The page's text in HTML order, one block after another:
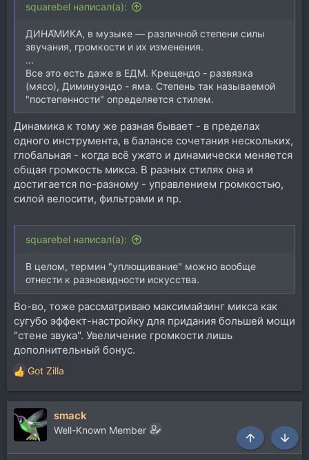
squarebel написал(а):
ДИНА́МИКА, в музыке — различной степени силы
звучания, громкости и их изменения.
...
Все это есть даже в ЕДМ. Крещендо - развязка
(мясо), Диминуэндо - яма. Степень так называемой
"постепенности" определяется стилем.
Динамика к тому же разная бывает - в пределах
одного инструмента, в балансе сочетания нескольких,
глобальная - когда всё ужато и динамически меняется
общая громкость микса. В разных стилях она и
достигается по-разному - управлением громкостью,
силой велосити, фильтрами и пр.
squarebel написал(а):
В целом, термин "уплющивание" можно вообще
отнести к разновидности искусства.
Во-во, тоже рассматриваю максимайзинг микса как
сугубо эффект-настройку для придания большей мощи
"стене звука". Увеличение громкости лишь
дополнительный бонус.
Р
е
а
к
и
и
Got Zilla
smack
Well-Known Member
Сверху Снизу